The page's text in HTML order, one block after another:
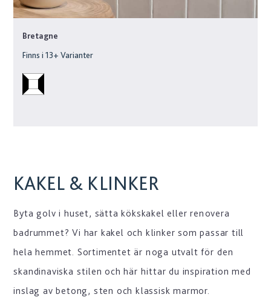
Bretagne
Finns i13+ Varianter
KAKEL & KLINKER
Byta golv i huset, sätta kökskakel eller renovera
badrummet? Vi har kakel och klinker som passar till
hela hemmet. Sortimentet är noga utvalt för den
skandinaviska stilen och här hittar du inspiration med
inslag av betong, sten och klassisk marmor.